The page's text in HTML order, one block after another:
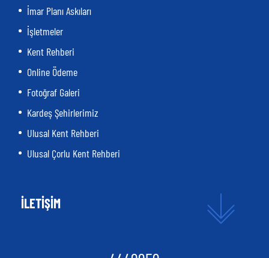
İmar Planı Askıları
İşletmeler
Kent Rehberi
Online Ödeme
Fotoğraf Galeri
Kardeş Şehirlerimiz
Ulusal Kent Rehberi
Ulusal Çorlu Kent Rehberi
İLETİŞİM